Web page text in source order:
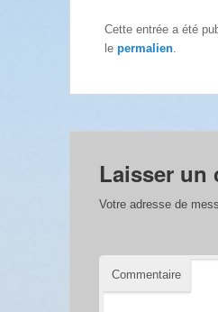
Cette entrée a été
le permalien
Laisser un
Votre adresse de
Commentaire